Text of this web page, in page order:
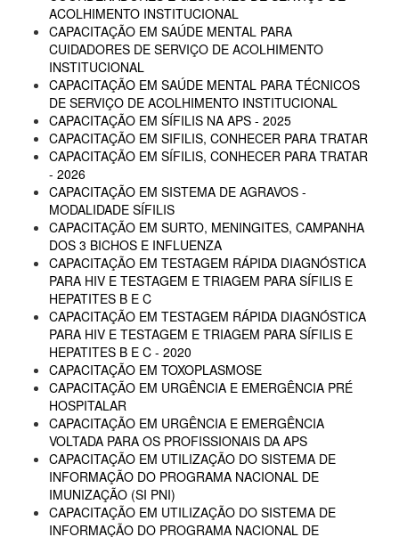
ACOLHIMENTO INSTITUCIONAL
CAPACITAÇÃO EM SAÚDE MENTAL PARA
CUIDADORES DE SERVIÇO DE ACOLHIMENTO
INSTITUCIONAL
CAPACITAÇÃO EM SAÚDE MENTAL PARA TÉCNICOS
DE SERVIÇO DE ACOLHIMENTO INSTITUCIONAL
CAPACITAÇÃO EM SÍFILIS NA APS - 2025
CAPACITAÇÃO EM SIFILIS, CONHECER PARA TRATAR
CAPACITAÇÃO EM SÍFILIS, CONHECER PARA TRATAR
- 2026
CAPACITAÇÃO EM SISTEMA DE AGRAVOS -
MODALIDADE SÍFILIS
CAPACITAÇÃO EM SURTO, MENINGITES, CAMPANHA
DOS 3 BICHOS E INFLUENZA
CAPACITAÇÃO EM TESTAGEM RÁPIDA DIAGNÓSTICA
PARA HIV E TESTAGEM E TRIAGEM PARA SÍFILIS E
HEPATITES B E C
CAPACITAÇÃO EM TESTAGEM RÁPIDA DIAGNÓSTICA
PARA HIV E TESTAGEM E TRIAGEM PARA SÍFILIS E
HEPATITES B E C - 2020
CAPACITAÇÃO EM TOXOPLASMOSE
CAPACITAÇÃO EM URGÊNCIA E EMERGÊNCIA PRÉ
HOSPITALAR
CAPACITAÇÃO EM URGÊNCIA E EMERGÊNCIA
VOLTADA PARA OS PROFISSIONAIS DA APS
CAPACITAÇÃO EM UTILIZAÇÃO DO SISTEMA DE
INFORMAÇÃO DO PROGRAMA NACIONAL DE
IMUNIZAÇÃO (SI PNI)
CAPACITAÇÃO EM UTILIZAÇÃO DO SISTEMA DE
INFORMAÇÃO DO PROGRAMA NACIONAL DE